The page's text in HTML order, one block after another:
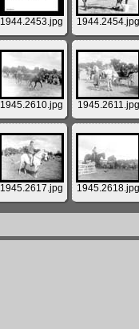
1944.2453.jpg 1944.2454.jpg
1945.2610.jpg 1945.2611.jpg
1945.2617.jpg 1945.2618.jpg